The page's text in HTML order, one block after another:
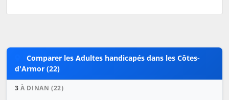
Comparer les Adultes handicapés dans les Côtes-
d'Armor (22)
3 À DINAN (22)